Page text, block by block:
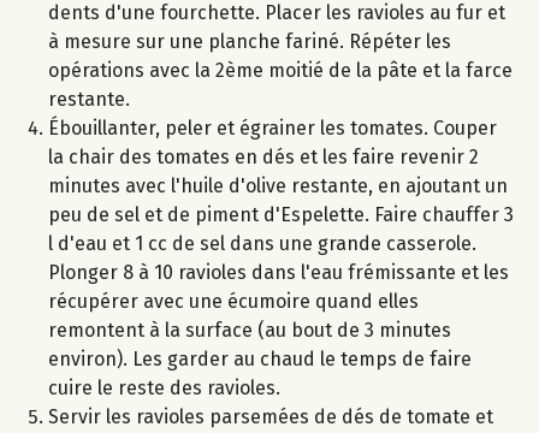
dents d'une fourchette. Placer les ravioles au fur et
à mesure sur une planche fariné. Répéter les
opérations avec la 2ème moitié de la pâte et la farce
restante.
Ébouillanter, peler et égrainer les tomates. Couper
la chair des tomates en dés et les faire revenir 2
minutes avec l'huile d'olive restante, en ajoutant un
peu de sel et de piment d'Espelette. Faire chauffer 3
l d'eau et 1 cc de sel dans une grande casserole.
Plonger 8 à 10 ravioles dans l'eau frémissante et les
récupérer avec une écumoire quand elles
remontent à la surface (au bout de 3 minutes
environ). Les garder au chaud le temps de faire
cuire le reste des ravioles.
Servir les ravioles parsemées de dés de tomate et